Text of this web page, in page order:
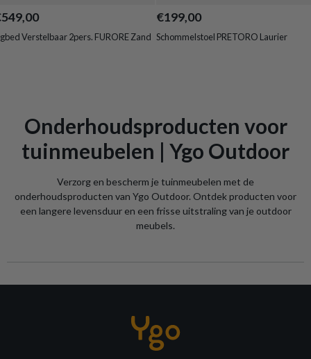
Verstelbaar 2pers. FURORE Zand
€199,00
Schommelstoel PRETORO Laurier
Onderhoudsproducten voor
tuinmeubelen | Ygo Outdoor
Verzorg en bescherm je tuinmeubelen met de
onderhoudsproducten van Ygo Outdoor. Ontdek producten voor
een langere levensduur en een frisse uitstraling van je outdoor
meubels.